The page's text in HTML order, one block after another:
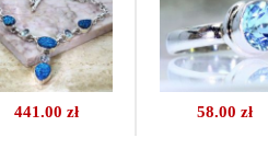
441.00 zł 58.00 zł